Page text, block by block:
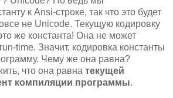
к Ansi-строке, так что это будет
не Unicode. Текущую кодировку
же константа! Она не может
time. Значит, кодировка константы
Чему же она равна?
что она равна текущей
компиляции программы.